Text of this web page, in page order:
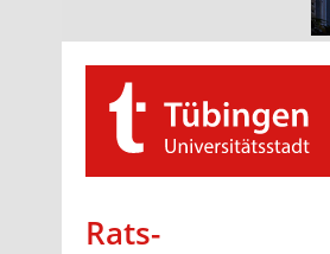
Rats­